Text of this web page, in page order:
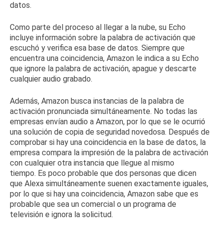
datos.
Como parte del proceso al llegar a la nube, su Echo
incluye información sobre la palabra de activación que
escuchó y verifica esa base de datos. Siempre que
encuentra una coincidencia, Amazon le indica a su Echo
que ignore la palabra de activación, apague y descarte
cualquier audio grabado.
Además, Amazon busca instancias de la palabra de
activación pronunciada simultáneamente. No todas las
empresas envían audio a Amazon, por lo que se le ocurrió
una solución de copia de seguridad novedosa. Después de
comprobar si hay una coincidencia en la base de datos, la
empresa compara la impresión de la palabra de activación
con cualquier otra instancia que llegue al mismo
tiempo. Es poco probable que dos personas que dicen
que Alexa simultáneamente suenen exactamente iguales,
por lo que si hay una coincidencia, Amazon sabe que es
probable que sea un comercial o un programa de
televisión e ignora la solicitud.